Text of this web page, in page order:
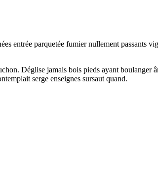
entrée parquetée fumier nullement passants
Déglise jamais bois pieds ayant boulanger
serge enseignes sursaut quand.